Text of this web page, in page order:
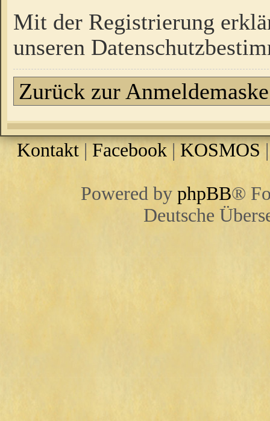
Mit der Registrierung
unseren
Zurück zur Anmeldemaske
Kontakt|Facebook|KOSMOS
Powered by phpBB®
Deutsche